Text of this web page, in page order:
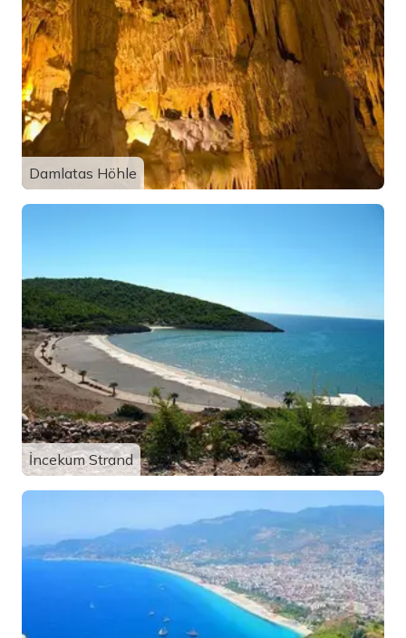
Damlatas Höhle
İncekum Strand